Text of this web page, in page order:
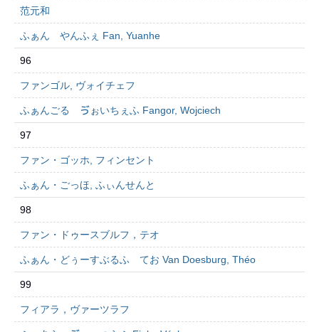
范元和
ふぁん やんふぇ Fan, Yuanhe
96
ファンゴル, ヴォイチェフ
ふぁんごる ゔぉいちぇふ Fangor, Wojciech
97
ファン・ゴッホ, フィンセント
ふぁん・ごっほ, ふぃんせんと
98
ファン・ドゥースブルフ，テオ
ふぁん・どぅーすぶるふ てお Van Doesburg, Théo
99
フィアラ，ヴァーツラフ